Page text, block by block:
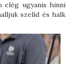
elég ugyanis hinni
szelíd és halk